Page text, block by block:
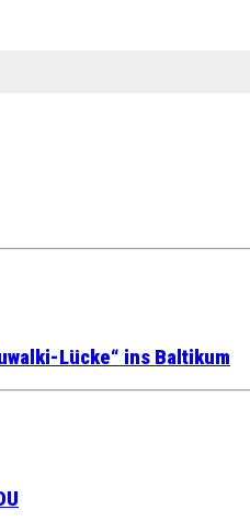
Lücke“ ins Baltikum